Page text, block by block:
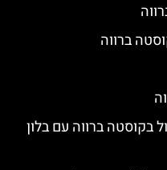
ברווה
בקוסטה ברווה עם בלון